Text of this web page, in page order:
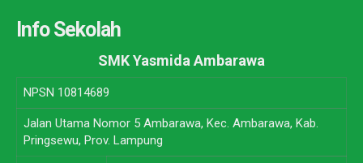
Info Sekolah
SMK Yasmida Ambarawa
NPSN 10814689
Jalan Utama Nomor 5 Ambarawa, Kec. Ambarawa, Kab.
Pringsewu, Prov. Lampung